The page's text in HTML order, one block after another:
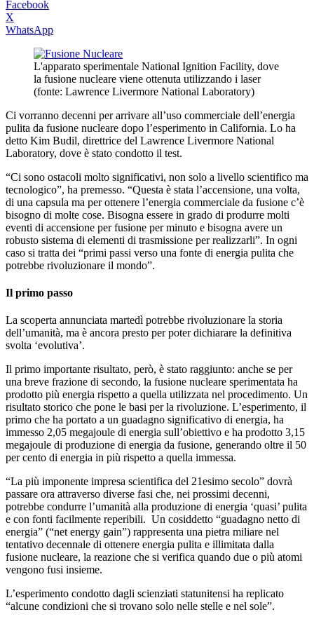
Facebook
X
WhatsApp
L'apparato sperimentale National Ignition Facility, dove
la fusione nucleare viene ottenuta utilizzando i laser
(fonte: Lawrence Livermore National Laboratory)
Ci vorranno decenni per arrivare all’uso commerciale dell’energia
pulita da fusione nucleare dopo l’esperimento in California. Lo ha
detto Kim Budil, direttrice del Lawrence Livermore National
Laboratory, dove è stato condotto il test.
“Ci sono ostacoli molto significativi, non solo a livello scientifico ma
tecnologico”, ha premesso. “Questa è stata l’accensione, una volta,
di una capsula ma per ottenere l’energia commerciale da fusione c’è
bisogno di molte cose. Bisogna essere in grado di produrre molti
eventi di accensione per fusione per minuto e bisogna avere un
robusto sistema di elementi di trasmissione per realizzarli”. In ogni
caso si tratta dei “primi passi verso una fonte di energia pulita che
potrebbe rivoluzionare il mondo”.
Il primo passo
La scoperta annunciata martedì potrebbe rivoluzionare la storia
dell’umanità, ma è ancora presto per poter dichiarare la definitiva
svolta ‘evolutiva’.
Il primo importante risultato, però, è stato raggiunto: anche se per
una breve frazione di secondo, la fusione nucleare sperimentata ha
prodotto più energia rispetto a quella utilizzata nel procedimento. Un
risultato storico che pone le basi per la rivoluzione. L’esperimento, il
primo che ha portato a un guadagno significativo di energia, ha
immesso 2,05 megajoule di energia sull’obiettivo e ha prodotto 3,15
megajoule di produzione di energia da fusione, generando oltre il 50
per cento di energia in più rispetto a quella immessa.
“La più imponente impresa scientifica del 21esimo secolo” dovrà
passare ora attraverso diverse fasi che, nei prossimi decenni,
potrebbe condurre l’umanità alla produzione di energia ‘quasi’ pulita
e con fonti facilmente reperibili. Un cosiddetto “guadagno netto di
energia” (“net energy gain”) rappresenta una pietra miliare nel
tentativo decennale di ottenere energia pulita e illimitata dalla
fusione nucleare, la reazione che si verifica quando due o più atomi
vengono fusi insieme.
L’esperimento condotto dagli scienziati statunitensi ha replicato
“alcune condizioni che si trovano solo nelle stelle e nel sole”.